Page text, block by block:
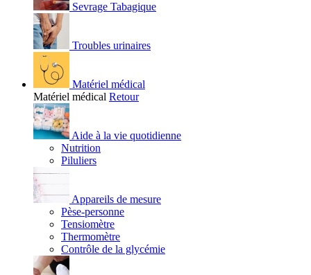
Sevrage Tabagique
Troubles urinaires
Matériel médical
Matériel médical Retour
Aide à la vie quotidienne
Nutrition
Piluliers
Appareils de mesure
Pèse-personne
Tensiomètre
Thermomètre
Contrôle de la glycémie